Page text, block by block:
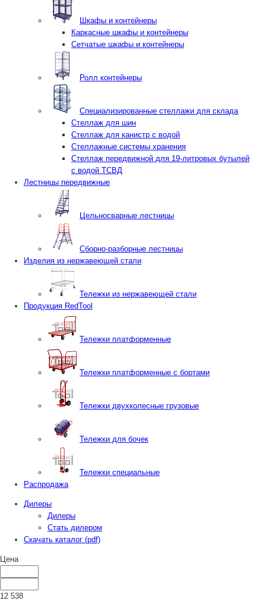
Шкафы и контейнеры
Каркасные шкафы и контейнеры
Сетчатые шкафы и контейнеры
Ролл контейнеры
Специализированные стеллажи для склада
Стеллаж для шин
Стеллаж для канистр с водой
Стеллажные системы хранения
Стеллаж передвижной для 19-литровых бутылей
с водой ТСВД
Лестницы передвижные
Цельносварные лестницы
Сборно-разборные лестницы
Изделия из нержавеющей стали
Тележки из нержавеющей стали
Продукция RedTool
Тележки платформенные
Тележки платформенные с бортами
Тележки двухколесные грузовые
Тележки для бочек
Тележки специальные
Распродажа
Дилеры
Дилеры
Стать дилером
Скачать каталог (pdf)
Цена
12 538